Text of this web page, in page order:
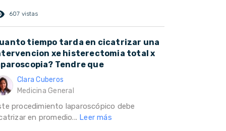
607 vistas
tiempo tarda en cicatrizar una
xe histerectomia total x
Tendre que
Clara Cuberos
Medicina General
procedimiento laparoscópico debe
en promedio... Leer más